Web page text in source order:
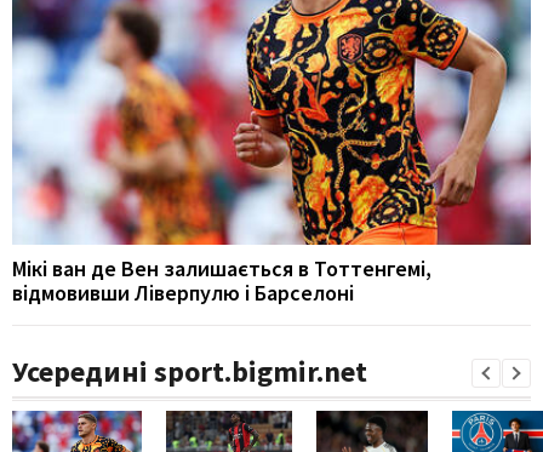
Мікі ван де Вен залишається в Тоттенгемі,
відмовивши Ліверпулю і Барселоні
Усередині sport.bigmir.net